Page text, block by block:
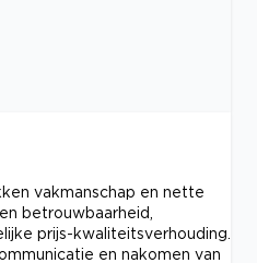
vakmanschap en nette
betrouwbaarheid,
prijs-kwaliteitsverhouding.
en nakomen van